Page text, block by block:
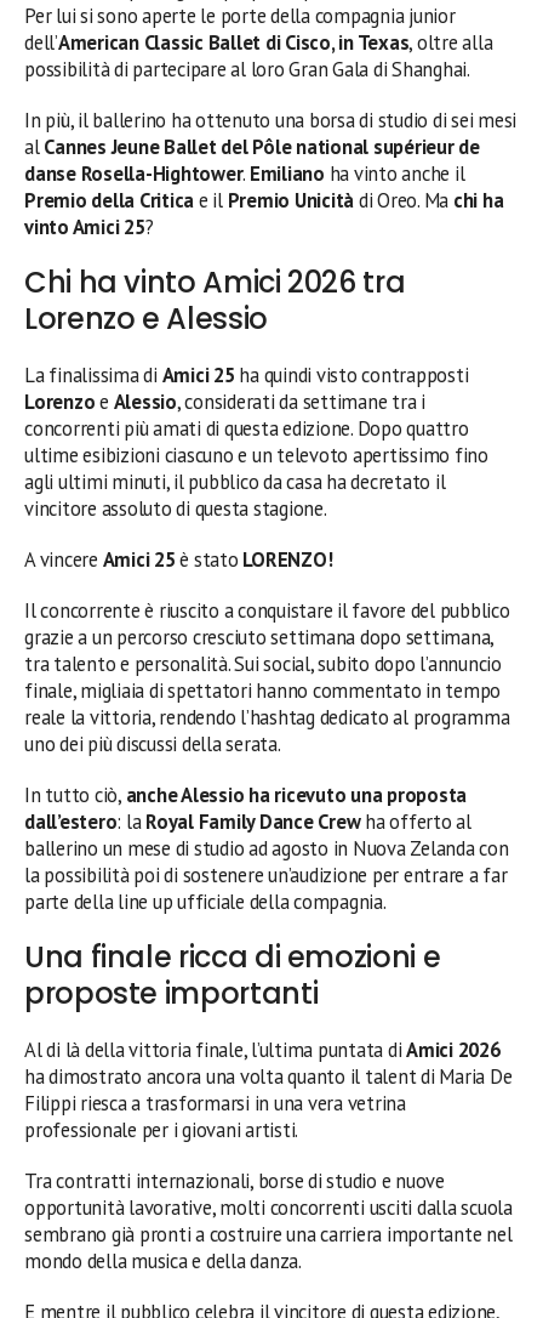
Per lui si sono aperte le porte della compagnia junior
dell’American Classic Ballet di Cisco, in Texas, oltre alla
possibilità di partecipare al loro Gran Gala di Shanghai.
In più, il ballerino ha ottenuto una borsa di studio di sei mesi
alCannes Jeune Ballet del Pôle national supérieur de
danse Rosella-Hightower. Emiliano ha vinto anche il
Premio della Criticae il Premio Unicitàdi Oreo. Ma chi ha
vinto Amici 25?
Chi ha vinto Amici 2026 tra
Lorenzo e Alessio
La finalissima di Amici 25 ha quindi visto contrapposti
Lorenzoe Alessio, considerati da settimane tra i
concorrenti più amati di questa edizione. Dopo quattro
ultime esibizioni ciascuno e un televoto apertissimo fino
agli ultimi minuti, il pubblico da casa ha decretato il
vincitore assoluto di questa stagione.
A vincere Amici 25è stato LORENZO!
Il concorrente è riuscito a conquistare il favore del pubblico
grazie a un percorso cresciuto settimana dopo settimana,
tra talento e personalità. Sui social, subito dopo l’annuncio
finale, migliaia di spettatori hanno commentato in tempo
reale la vittoria, rendendo l’hashtag dedicato al programma
uno dei più discussi della serata.
In tutto ciò, anche Alessio ha ricevuto una proposta
dall’estero: laRoyal Family Dance Crewha offerto al
ballerino un mese di studio ad agosto in Nuova Zelanda con
la possibilità poi di sostenere un’audizione per entrare a far
parte della line up ufficiale della compagnia.
Una finale ricca di emozioni e
proposte importanti
Al di là della vittoria finale, l’ultima puntata diAmici 2026
ha dimostrato ancora una volta quanto il talent di Maria De
Filippi riesca a trasformarsi in una vera vetrina
professionale per i giovani artisti.
Tra contratti internazionali, borse di studio e nuove
opportunità lavorative, molti concorrenti usciti dalla scuola
sembrano già pronti a costruire una carriera importante nel
mondo della musica e della danza.
E mentre il pubblico celebra il vincitore di questa edizione,